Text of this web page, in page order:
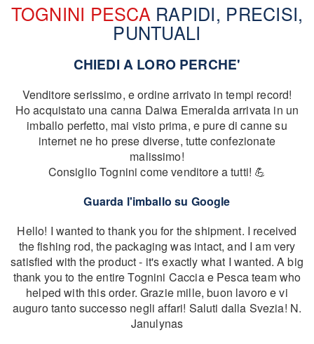
TOGNINI PESCA RAPIDI, PRECISI,
PUNTUALI
CHIEDI A LORO PERCHE'
Venditore serissimo, e ordine arrivato in tempi record!
Ho acquistato una canna Daiwa Emeralda arrivata in un
imballo perfetto, mai visto prima, e pure di canne su
internet ne ho prese diverse, tutte confezionate
malissimo!
Consiglio Tognini come venditore a tutti! 💪
Guarda l'imballo su Google
Hello! I wanted to thank you for the shipment. I received
the fishing rod, the packaging was intact, and I am very
satisfied with the product - it's exactly what I wanted. A big
thank you to the entire Tognini Caccia e Pesca team who
helped with this order. Grazie mille, buon lavoro e vi
auguro tanto successo negli affari! Saluti dalla Svezia! N.
Janulynas